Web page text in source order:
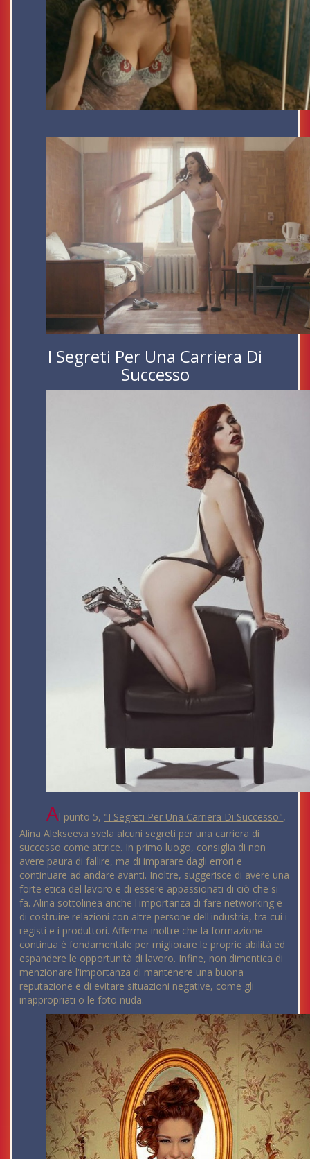
I Segreti Per Una Carriera Di
Successo
Al punto 5, "I Segreti Per Una Carriera Di Successo",
Alina Alekseeva svela alcuni segreti per una carriera di
successo come attrice. In primo luogo, consiglia di non
avere paura di fallire, ma di imparare dagli errori e
continuare ad andare avanti. Inoltre, suggerisce di avere una
forte etica del lavoro e di essere appassionati di ciò che si
fa. Alina sottolinea anche l'importanza di fare networking e
di costruire relazioni con altre persone dell'industria, tra cui i
registi e i produttori. Afferma inoltre che la formazione
continua è fondamentale per migliorare le proprie abilità ed
espandere le opportunità di lavoro. Infine, non dimentica di
menzionare l'importanza di mantenere una buona
reputazione e di evitare situazioni negative, come gli
inappropriati o le foto nuda.